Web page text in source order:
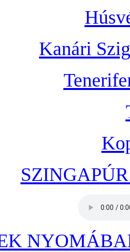
Kanári